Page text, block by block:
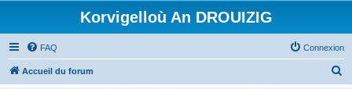
Korvigelloù An DROUIZIG
FAQ Connexion
Accueil du forum